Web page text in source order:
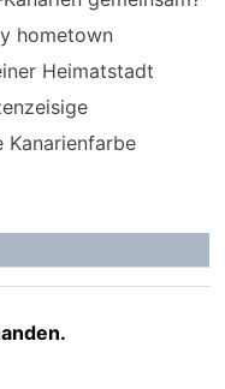
hometown
Heimatstadt
Kanarienfarbe